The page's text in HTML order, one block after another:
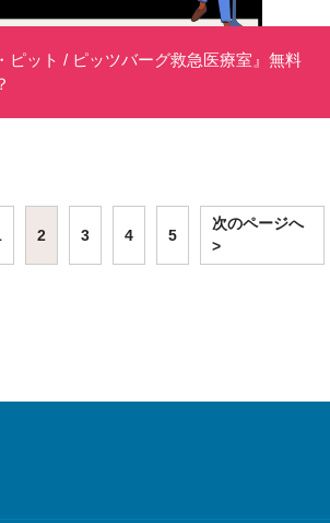
ピット / ピッツバーグ救急医療室』無料
2 3 4 5
次のページへ
>